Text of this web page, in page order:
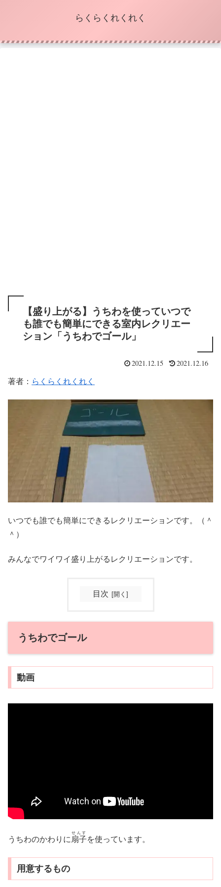
らくらくれくれく
【盛り上がる】うちわを使っていつで
も誰でも簡単にできる室内レクリエー
ション「うちわでゴール」
2021.12.15 2021.12.16
著者： らくらくれくれく
いつでも誰でも簡単にできるレクリエーションです。（＾
＾）
みんなでワイワイ盛り上がるレクリエーションです。
目次
うちわでゴール
動画
うちわのかわりに 扇子
せんす
を使っています。
用意するもの